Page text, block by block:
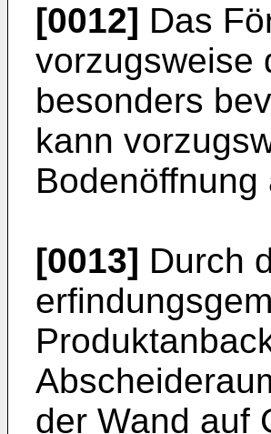
[0012] Das
vorzugsweise
besonders
kann
[0013] Durch
der Wand auf